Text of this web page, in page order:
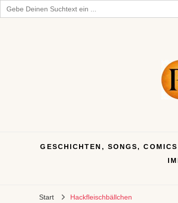
Search
for:
GESCHICHTEN, SONGS,
Start Hackfleischbällchen